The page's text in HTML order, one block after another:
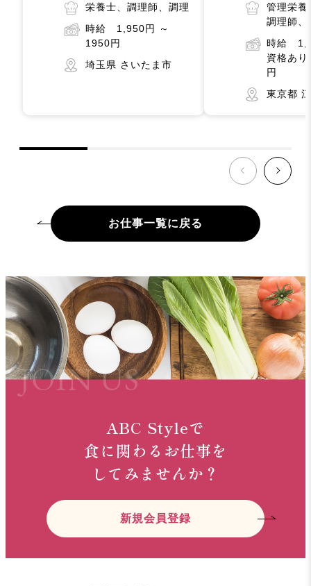
栄養士、調理師、調理
時給 1,950円 ～
1950円
埼玉県 さいたま市
管理栄
調理師、
時給
資格あ
円
東京都
お仕事一覧に戻る
ABC Styleで
食に関わるお仕事を
してみませんか？
新規会員登録